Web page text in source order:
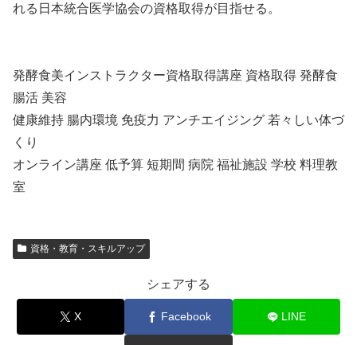
れる日本統合医学協会の資格取得が目指せる。
発酵食美インストラクター資格取得講座 資格取得 発酵食
腸活 美容
健康維持 腸内環境 免疫力 アンチエイジング 若々しい体づ
くり
オンライン講座 低予算 短期間 病院 福祉施設 学校 料理教
室
資格・教育・スキルアップ
シェアする
X Facebook LINE